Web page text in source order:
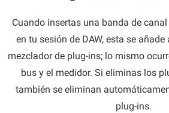
Cuando insertas una banda de
en tu sesión de DAW, esta se
mezclador de plug-ins; lo mismo
bus y el medidor. Si eliminas los
también se eliminan
plug-ins.